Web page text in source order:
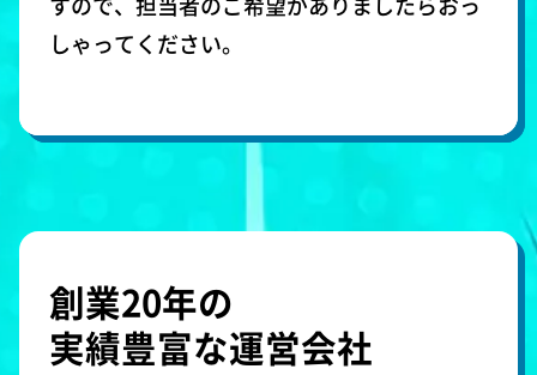
しゃってください。
創業20年の
実績豊富な運営会社